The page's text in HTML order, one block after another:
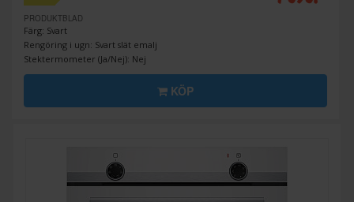
PRODUKTBLAD
Färg: Svart
Rengöring i ugn: Svart slät emalj
Stektermometer (Ja/Nej): Nej
KÖP